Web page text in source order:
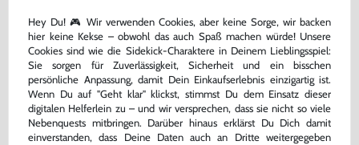
DAS HABEN ANDERE DAZU
GEKAUFT
Hey Du! 🎮 Wir verwenden Cookies, aber keine Sorge, wir backen
hier keine Kekse – obwohl das auch Spaß machen würde! Unsere
Cookies sind wie die Sidekick-Charaktere in Deinem Lieblingsspiel:
Sie sorgen für Zuverlässigkeit, Sicherheit und ein bisschen
persönliche Anpassung, damit Dein Einkaufserlebnis einzigartig ist.
Wenn Du auf "Geht klar" klickst, stimmst Du dem Einsatz dieser
digitalen Helferlein zu – und wir versprechen, dass sie nicht so viele
Nebenquests mitbringen. Darüber hinaus erklärst Du Dich damit
einverstanden, dass Deine Daten auch an Dritte weitergegeben